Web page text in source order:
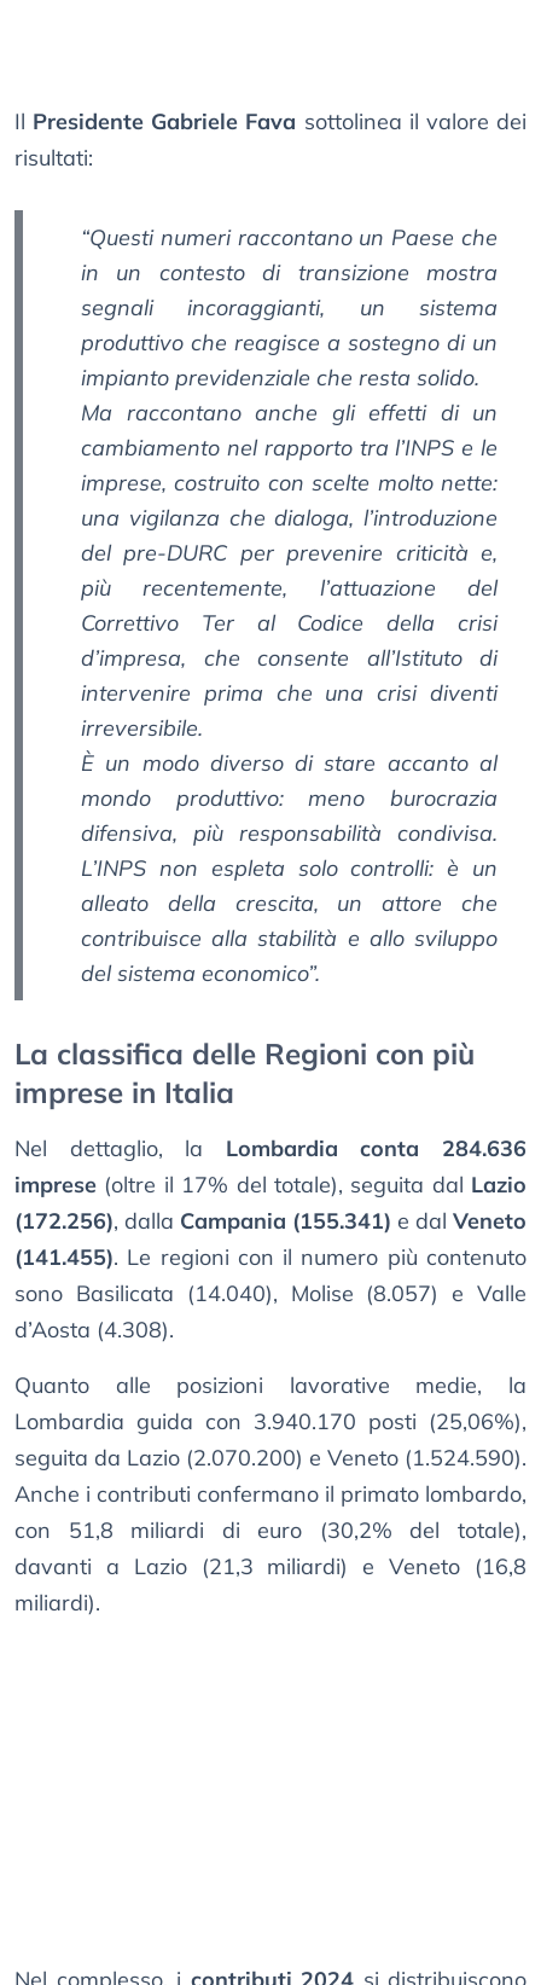
Il Presidente Gabriele Fava sottolinea il valore dei
risultati:
“Questi numeri raccontano un Paese che
in un contesto di transizione mostra
segnali incoraggianti, un sistema
produttivo che reagisce a sostegno di un
impianto previdenziale che resta solido.
Ma raccontano anche gli effetti di un
cambiamento nel rapporto tra l’INPS e le
imprese, costruito con scelte molto nette:
una vigilanza che dialoga, l’introduzione
del pre-DURC per prevenire criticità e,
più recentemente, l’attuazione del
Correttivo Ter al Codice della crisi
d’impresa, che consente all’Istituto di
intervenire prima che una crisi diventi
irreversibile.
È un modo diverso di stare accanto al
mondo produttivo: meno burocrazia
difensiva, più responsabilità condivisa.
L’INPS non espleta solo controlli: è un
alleato della crescita, un attore che
contribuisce alla stabilità e allo sviluppo
del sistema economico”.
La classifica delle Regioni con più
imprese in Italia
Nel dettaglio, la Lombardia conta 284.636
imprese (oltre il 17% del totale), seguita dal Lazio
(172.256), dalla Campania (155.341) e dal Veneto
(141.455). Le regioni con il numero più contenuto
sono Basilicata (14.040), Molise (8.057) e Valle
d’Aosta (4.308).
Quanto alle posizioni lavorative medie, la
Lombardia guida con 3.940.170 posti (25,06%),
seguita da Lazio (2.070.200) e Veneto (1.524.590).
Anche i contributi confermano il primato lombardo,
con 51,8 miliardi di euro (30,2% del totale),
davanti a Lazio (21,3 miliardi) e Veneto (16,8
miliardi).